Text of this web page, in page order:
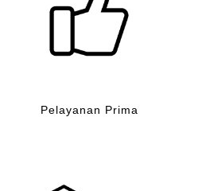
Pelayanan Prima